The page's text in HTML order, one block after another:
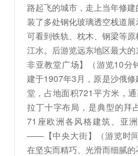
路起飞的城市，走上当年修
装了多处钢化玻璃透空栈道
可看到铁轨、枕木、钢梁等
江水。后游览远东地区最大
非亚教堂广场】（游览10分
建于1907年3月，原是沙俄
堂，占地面积721平方米，
拉丁十字布局，是典型的拜
71座欧洲各风格建筑、亚
——【中央大街】（游览时
在坚实而精巧、光滑而细腻